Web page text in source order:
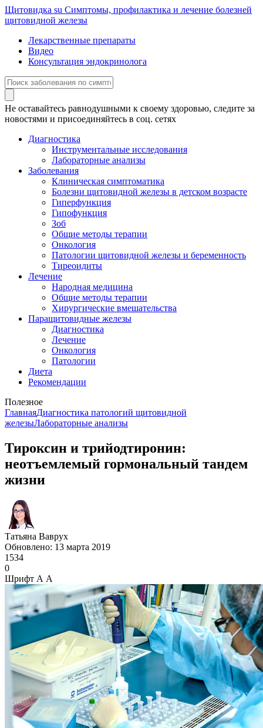
Щитовидка su Симптомы, профилактика и лечение болезней
щитовидной железы
Лекарственные препараты
Видео
Консультация эндокринолога
Не оставайтесь равнодушными к своему здоровью, следите за
новостями и присоединяйтесь в соц. сетях
Диагностика
Инструментальные исследования
Лабораторные анализы
Заболевания
Клиническая симптоматика
Болезни щитовидной железы в детском возрасте
Гиперфункция
Гипофункция
Зоб
Общие методы терапии
Онкология
Патологии щитовидной железы и беременность
Тиреоидиты
Лечение
Народная медицина
Общие методы терапии
Хирургические вмешательства
Паращитовидные железы
Диагностика
Лечение
Онкология
Патологии
Диета
Рекомендации
Полезное
ГлавнаяДиагностика патологий щитовидной
железыЛабораторные анализы
Тироксин и трийодтиронин:
неотъемлемый гормональный тандем
жизни
Татьяна Ваврух
Обновлено: 13 марта 2019
1534
0
Шрифт А А